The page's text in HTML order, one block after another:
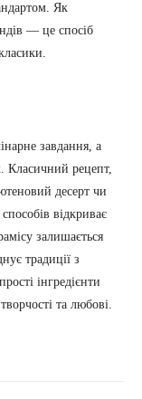
Як
— це спосіб
завдання, а
Класичний рецепт,
десерт чи
відкриває
залишається
традиції з
інгредієнти
та любові.